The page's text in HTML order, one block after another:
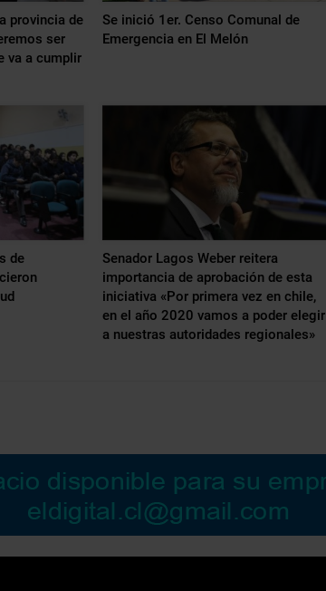
provincia de
ser
va a cumplir
Se inició 1er. Censo Comunal de
Emergencia en El Melón
de
Senador Lagos Weber reitera
importancia de aprobación de esta
iniciativa «Por primera vez en chile,
en el año 2020 vamos a poder elegir
a nuestras autoridades regionales»